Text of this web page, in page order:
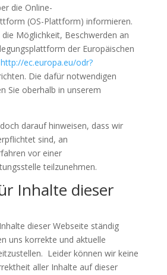
die Online-
(OS-Plattform) informieren.
Möglichkeit, Beschwerden an
der Europäischen
http://ec.europa.eu/odr?
Die dafür notwendigen
Sie oberhalb in unserem
darauf hinweisen, dass wir
sind, an
vor einer
teilzunehmen.
Inhalte dieser
dieser Webseite ständig
uns korrekte und aktuelle
Leider können wir keine
aller Inhalte auf dieser